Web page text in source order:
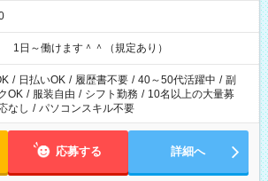
1日～働けます＾＾（規定あり）
/ 日払いOK / 履歴書不要 / 40～50代活躍中 / 副
OK / 服装自由 / シフト勤務 / 10名以上の大量募
なし / パソコンスキル不要
応募する 詳細へ